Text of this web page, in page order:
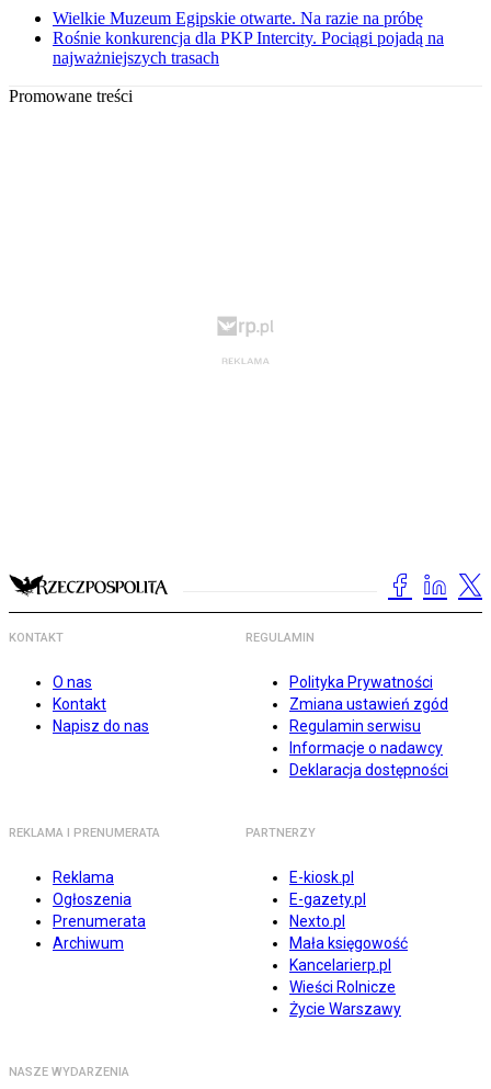
Wielkie Muzeum Egipskie otwarte. Na razie na próbę
Rośnie konkurencja dla PKP Intercity. Pociągi pojadą na
najważniejszych trasach
Promowane treści
KONTAKT
O nas
Kontakt
Napisz do nas
REGULAMIN
Polityka Prywatności
Zmiana ustawień zgód
Regulamin serwisu
Informacje o nadawcy
Deklaracja dostępności
REKLAMA I PRENUMERATA
Reklama
Ogłoszenia
Prenumerata
Archiwum
PARTNERZY
E-kiosk.pl
E-gazety.pl
Nexto.pl
Mała księgowość
Kancelarierp.pl
Wieści Rolnicze
Życie Warszawy
NASZE WYDARZENIA